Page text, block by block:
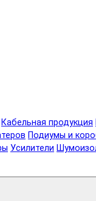
Кабельная продукция
Подиумы и
Усилители